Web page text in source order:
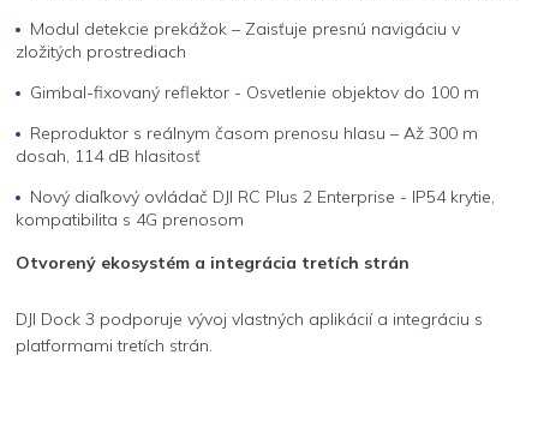
Modul detekcie prekážok – Zaisťuje presnú navigáciu v
zložitých prostrediach
Gimbal-fixovaný reflektor - Osvetlenie objektov do 100 m
Reproduktor s reálnym časom prenosu hlasu – Až 300 m
dosah, 114 dB hlasitosť
Nový diaľkový ovládač DJI RC Plus 2 Enterprise - IP54 krytie,
kompatibilita s 4G prenosom
Otvorený ekosystém a integrácia tretích strán
DJI Dock 3 podporuje vývoj vlastných aplikácií a integráciu s
platformami tretích strán.